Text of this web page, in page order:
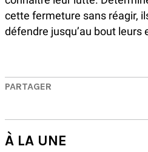
cette fermeture sans réagir,
défendre jusqu’au bout
PARTAGER
À LA UNE